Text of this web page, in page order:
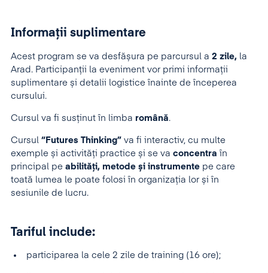
Informații suplimentare
Acest program se va desfășura pe parcursul a 2 zile, la
Arad. Participanții la eveniment vor primi informații
suplimentare și detalii logistice înainte de începerea
cursului.
Cursul va fi susținut în limba română.
Cursul “Futures Thinking” va fi interactiv, cu multe
exemple și activități practice și se va concentra în
principal pe abilități, metode și instrumente pe care
toată lumea le poate folosi în organizația lor și în
sesiunile de lucru.
Tariful include:
participarea la cele 2 zile de training (16 ore);